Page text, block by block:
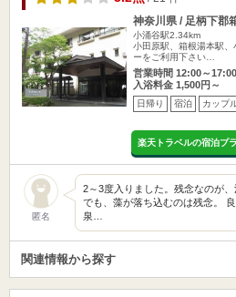
神奈川県 / 足柄下郡
小涌谷駅2.34km
小田原駅、箱根湯本駅
ーをご利用下さい…
営業時間 12:00～17:00
入浴料金 1,500円～
日帰り 宿泊 カップ
楽天トラベルの宿泊プ
匿名
2～3度入りました。残念なのが
でも、藻が落ち込むのは残念。
泉…
関連情報から探す